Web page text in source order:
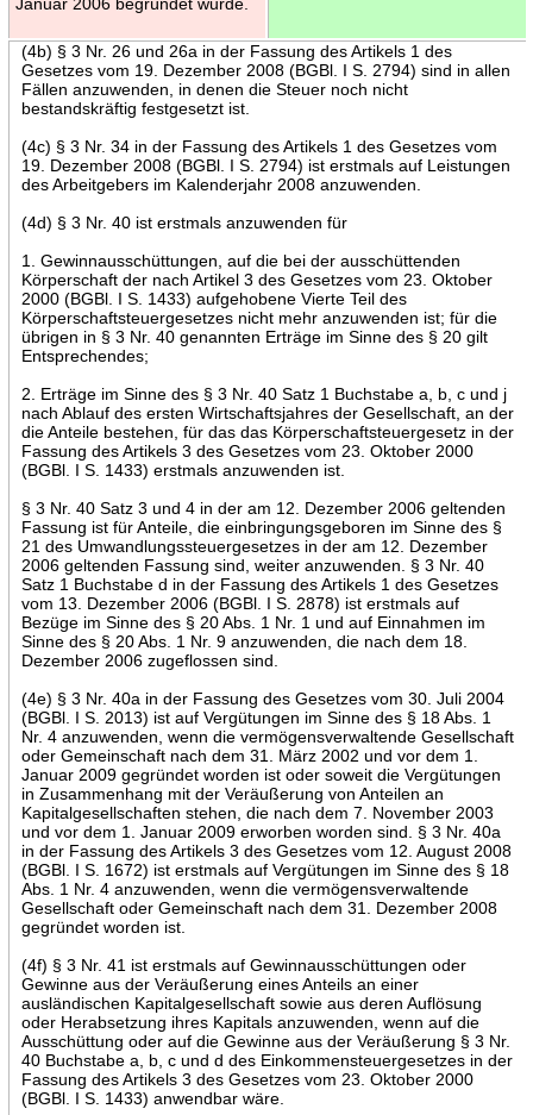
(4b) § 3 Nr. 26 und 26a in der Fassung des Artikels 1 des
Gesetzes vom 19. Dezember 2008 (BGBl. I S. 2794) sind in allen
Fällen anzuwenden, in denen die Steuer noch nicht
bestandskräftig festgesetzt ist.
(4c) § 3 Nr. 34 in der Fassung des Artikels 1 des Gesetzes vom
19. Dezember 2008 (BGBl. I S. 2794) ist erstmals auf Leistungen
des Arbeitgebers im Kalenderjahr 2008 anzuwenden.
(4d) § 3 Nr. 40 ist erstmals anzuwenden für
1. Gewinnausschüttungen, auf die bei der ausschüttenden
Körperschaft der nach Artikel 3 des Gesetzes vom 23. Oktober
2000 (BGBl. I S. 1433) aufgehobene Vierte Teil des
Körperschaftsteuergesetzes nicht mehr anzuwenden ist; für die
übrigen in § 3 Nr. 40 genannten Erträge im Sinne des § 20 gilt
Entsprechendes;
2. Erträge im Sinne des § 3 Nr. 40 Satz 1 Buchstabe a, b, c und j
nach Ablauf des ersten Wirtschaftsjahres der Gesellschaft, an der
die Anteile bestehen, für das das Körperschaftsteuergesetz in der
Fassung des Artikels 3 des Gesetzes vom 23. Oktober 2000
(BGBl. I S. 1433) erstmals anzuwenden ist.
§ 3 Nr. 40 Satz 3 und 4 in der am 12. Dezember 2006 geltenden
Fassung ist für Anteile, die einbringungsgeboren im Sinne des §
21 des Umwandlungssteuergesetzes in der am 12. Dezember
2006 geltenden Fassung sind, weiter anzuwenden. § 3 Nr. 40
Satz 1 Buchstabe d in der Fassung des Artikels 1 des Gesetzes
vom 13. Dezember 2006 (BGBl. I S. 2878) ist erstmals auf
Bezüge im Sinne des § 20 Abs. 1 Nr. 1 und auf Einnahmen im
Sinne des § 20 Abs. 1 Nr. 9 anzuwenden, die nach dem 18.
Dezember 2006 zugeflossen sind.
(4e) § 3 Nr. 40a in der Fassung des Gesetzes vom 30. Juli 2004
(BGBl. I S. 2013) ist auf Vergütungen im Sinne des § 18 Abs. 1
Nr. 4 anzuwenden, wenn die vermögensverwaltende Gesellschaft
oder Gemeinschaft nach dem 31. März 2002 und vor dem 1.
Januar 2009 gegründet worden ist oder soweit die Vergütungen
in Zusammenhang mit der Veräußerung von Anteilen an
Kapitalgesellschaften stehen, die nach dem 7. November 2003
und vor dem 1. Januar 2009 erworben worden sind. § 3 Nr. 40a
in der Fassung des Artikels 3 des Gesetzes vom 12. August 2008
(BGBl. I S. 1672) ist erstmals auf Vergütungen im Sinne des § 18
Abs. 1 Nr. 4 anzuwenden, wenn die vermögensverwaltende
Gesellschaft oder Gemeinschaft nach dem 31. Dezember 2008
gegründet worden ist.
(4f) § 3 Nr. 41 ist erstmals auf Gewinnausschüttungen oder
Gewinne aus der Veräußerung eines Anteils an einer
ausländischen Kapitalgesellschaft sowie aus deren Auflösung
oder Herabsetzung ihres Kapitals anzuwenden, wenn auf die
Ausschüttung oder auf die Gewinne aus der Veräußerung § 3 Nr.
40 Buchstabe a, b, c und d des Einkommensteuergesetzes in der
Fassung des Artikels 3 des Gesetzes vom 23. Oktober 2000
(BGBl. I S. 1433) anwendbar wäre.